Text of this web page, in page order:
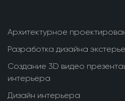
Архитектурное
Разработка дизайна
Создание 3D видео
интерьера
Дизайн интерьера